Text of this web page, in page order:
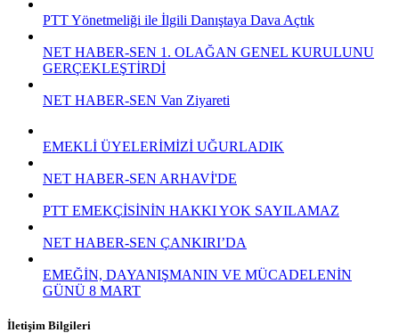
PTT Yönetmeliği ile İlgili Danıştaya Dava Açtık
NET HABER-SEN 1. OLAĞAN GENEL KURULUNU
GERÇEKLEŞTİRDİ
NET HABER-SEN Van Ziyareti
EMEKLİ ÜYELERİMİZİ UĞURLADIK
NET HABER-SEN ARHAVİ'DE
PTT EMEKÇİSİNİN HAKKI YOK SAYILAMAZ
NET HABER-SEN ÇANKIRI’DA
EMEĞİN, DAYANIŞMANIN VE MÜCADELENİN
GÜNÜ 8 MART
İletişim Bilgileri